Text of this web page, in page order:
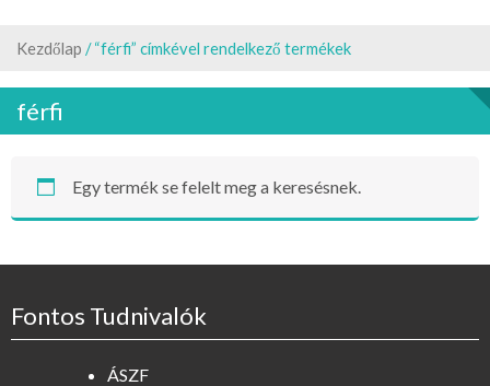
Kezdőlap / “férfi” címkével rendelkező termékek
férfi
Egy termék se felelt meg a keresésnek.
Fontos Tudnivalók
ÁSZF